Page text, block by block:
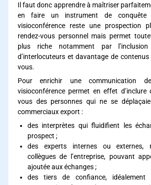
Il faut donc apprendre à maîtriser
en faire un instrument de conquête
visioconférence reste une prospection
rendez-vous personnel mais permet
plus riche notamment par
d’interlocuteurs et davantage de
vous.
Pour enrichir une communication
visioconférence permet en effet d’inclure
vous des personnes qui ne se
commerciaux export :
des interprètes qui fluidifient les
prospect ;
des experts internes ou externes,
collègues de l’entreprise, pouvant
ajoutée aux échanges ;
des tiers de confiance, idéalement